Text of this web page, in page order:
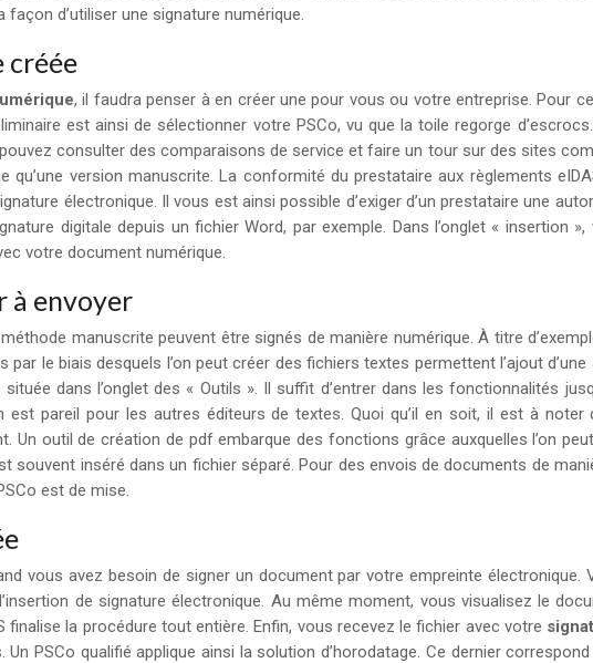
d’utiliser une signature numérique.
créée
, il faudra penser à en créer une pour vous ou votre entreprise. Pour
est ainsi de sélectionner votre PSCo, vu que la toile regorge
consulter des comparaisons de service et faire un tour sur des sites
qu’une version manuscrite. La conformité du prestataire aux règlements
électronique. Il vous est ainsi possible d’exiger d’un prestataire une
digitale depuis un fichier Word, par exemple. Dans l’onglet « insertion
votre document numérique.
à envoyer
manuscrite peuvent être signés de manière numérique. À titre
par le biais desquels l’on peut créer des fichiers textes permettent l’ajout
dans l’onglet des « Outils ». Il suffit d’entrer dans les fonctionnalités
est pareil pour les autres éditeurs de textes. Quoi qu’il en soit, il est à
Un outil de création de pdf embarque des fonctions grâce auxquelles l’on
souvent inséré dans un fichier séparé. Pour des envois de documents de
est de mise.
vous avez besoin de signer un document par votre empreinte
de signature électronique. Au même moment, vous visualisez le
la procédure tout entière. Enfin, vous recevez le fichier avec votre
PSCo qualifié applique ainsi la solution d’horodatage. Ce dernier